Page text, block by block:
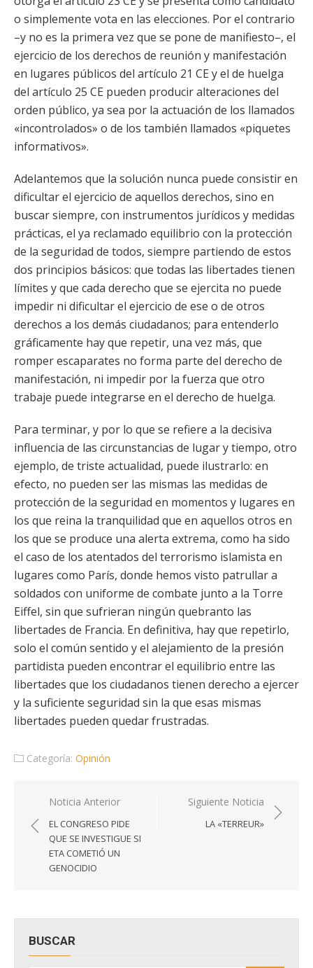
o simplemente vota en las elecciones. Por el contrario
–y no es la primera vez que se pone de manifiesto–, el
ejercicio de los derechos de reunión y manifestación
en lugares públicos del artículo 21 CE y el de huelga
del artículo 25 CE pueden producir alteraciones del
orden público, ya sea por la actuación de los llamados
«incontrolados» o de los también llamados «piquetes
informativos».
Adelantemos que la solución nunca puede consistir en
dificultar el ejercicio de aquellos derechos, sino en
buscar siempre, con instrumentos jurídicos y medidas
prácticas, el ya reclamado equilibrio con la protección
de la seguridad de todos, siempre partiendo de estos
dos principios básicos: que todas las libertades tienen
límites y que cada derecho que se ejercita no puede
impedir ni dificultar el ejercicio de ese o de otros
derechos a los demás ciudadanos; para entenderlo
gráficamente hay que repetir, una vez más, que
romper escaparates no forma parte del derecho de
manifestación, ni impedir por la fuerza que otro
trabaje puede integrarse en el derecho de huelga.
Para terminar, y por lo que se refiere a la decisiva
influencia de las circunstancias de lugar y tiempo, otro
ejemplo, de triste actualidad, puede ilustrarlo: en
efecto, no pueden ser las mismas las medidas de
protección de la seguridad en momentos y lugares en
los que reina la tranquilidad que en aquellos otros en
los que se produce una alerta extrema, como ha sido
el caso de los atentados del terrorismo islamista en
lugares como París, donde hemos visto patrullar a
soldados con uniforme de combate junto a la Torre
Eiffel, sin que sufrieran ningún quebranto las
libertades de Francia. En definitiva, hay que repetirlo,
solo el común sentido y el alejamiento de la presión
partidista pueden encontrar el equilibrio entre las
libertades que los ciudadanos tienen derecho a ejercer
y la suficiente seguridad sin la que esas mismas
libertades pueden quedar frustradas.
Categoría: Opinión
Navegación
de
entradas
Noticia Anterior
EL CONGRESO PIDE
QUE SE INVESTIGUE SI
ETA COMETIÓ UN
GENOCIDIO
Siguiente Noticia
LA «TERREUR»
BUSCAR